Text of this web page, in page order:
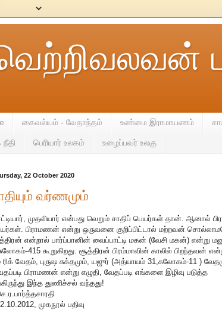
கைவல்யம் - வேதாந்தம் உண்மை இராமாயணம்
நீதி பெரியார் உலகம் உழைப்பவர் உலகு
22 October 2020
வர்ணமும்
முதலியார் என்பது வெறும் சாதிப் பெயர்கள் தான். ஆனால்
பிராமணன் என்று ஒருவனை குறிப்பிட்டால் மற்றவன்
என்றால் பார்ப்பானின் வைப்பாட்டி மகன் (வேசி மகன்) என்று
415 கூறுகிறது. சூத்திரன் பிரம்மாவின் காலில் பிறந்தவன்
ரிக் வேதம், புருஷ சுக்தமும், யஜுர் (அத்யாயம் 31,சுலோகம்-11 )
பிராமணன் என்று எழுதி, வேதப்படி எங்களை இழிவு படுத்த
இந்த துணிச்சல் வந்தது!
முகநூல் பதிவு